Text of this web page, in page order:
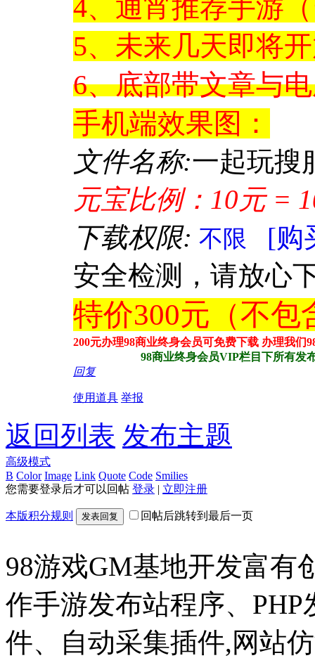
4、通宵推荐手游
5、未来几天即将
6、底部带文章与
手机端效果图：
文件名称:一起玩搜
元宝比例：10元 =
下载权限: 不限
[购
安全检测，请放心
特价300元（不包
200元办理98商业终身会员可免费下载 办理我们
98商业终身会员VIP栏目下所有发布站
回复
使用道具 举报
返回列表 发布主题
高级模式
B Color Image Link Quote Code Smilies
您需要登录后才可以回帖 登录 | 立即注册
本版积分规则 发表回复 回帖后跳转到最后一页
98游戏GM基地开发富有
作手游发布站程序、
件、自动采集插件,网站